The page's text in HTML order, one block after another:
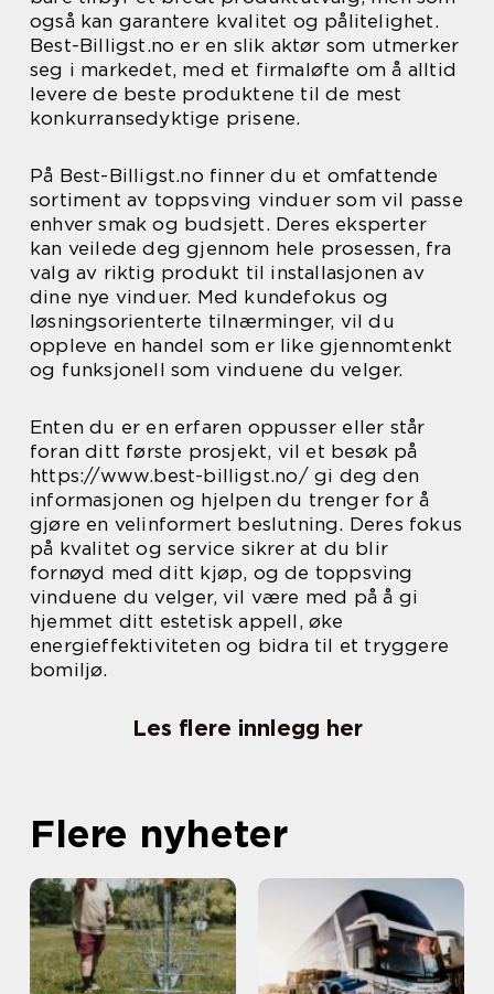
også kan garantere kvalitet og pålitelighet.
Best-Billigst.no er en slik aktør som utmerker
seg i markedet, med et firmaløfte om å alltid
levere de beste produktene til de mest
konkurransedyktige prisene.
På Best-Billigst.no finner du et omfattende
sortiment av toppsving vinduer som vil passe
enhver smak og budsjett. Deres eksperter
kan veilede deg gjennom hele prosessen, fra
valg av riktig produkt til installasjonen av
dine nye vinduer. Med kundefokus og
løsningsorienterte tilnærminger, vil du
oppleve en handel som er like gjennomtenkt
og funksjonell som vinduene du velger.
Enten du er en erfaren oppusser eller står
foran ditt første prosjekt, vil et besøk på
https://www.best-billigst.no/ gi deg den
informasjonen og hjelpen du trenger for å
gjøre en velinformert beslutning. Deres fokus
på kvalitet og service sikrer at du blir
fornøyd med ditt kjøp, og de toppsving
vinduene du velger, vil være med på å gi
hjemmet ditt estetisk appell, øke
energieffektiviteten og bidra til et tryggere
bomiljø.
Les flere innlegg her
Flere nyheter